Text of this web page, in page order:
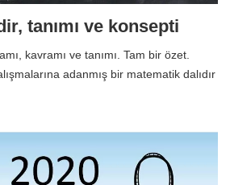
tanımı ve konsepti
kavramı ve tanımı. Tam bir özet.
adanmış bir matematik dalıdır